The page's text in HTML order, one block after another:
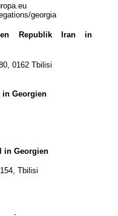
georgia
Republik Iran in
0162 Tbilisi
in Georgien
in Georgien
Tbilisi